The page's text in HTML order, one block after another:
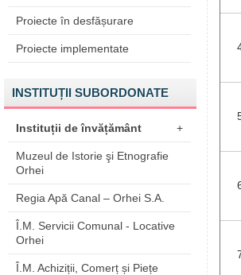
Proiecte în desfășurare
Proiecte implementate
INSTITUȚII SUBORDONATE
Instituții de învățământ +
Muzeul de Istorie şi Etnografie
Orhei
Regia Apă Canal – Orhei S.A.
Î.M. Servicii Comunal - Locative
Orhei
Î.M. Achiziții, Comerț și Piețe